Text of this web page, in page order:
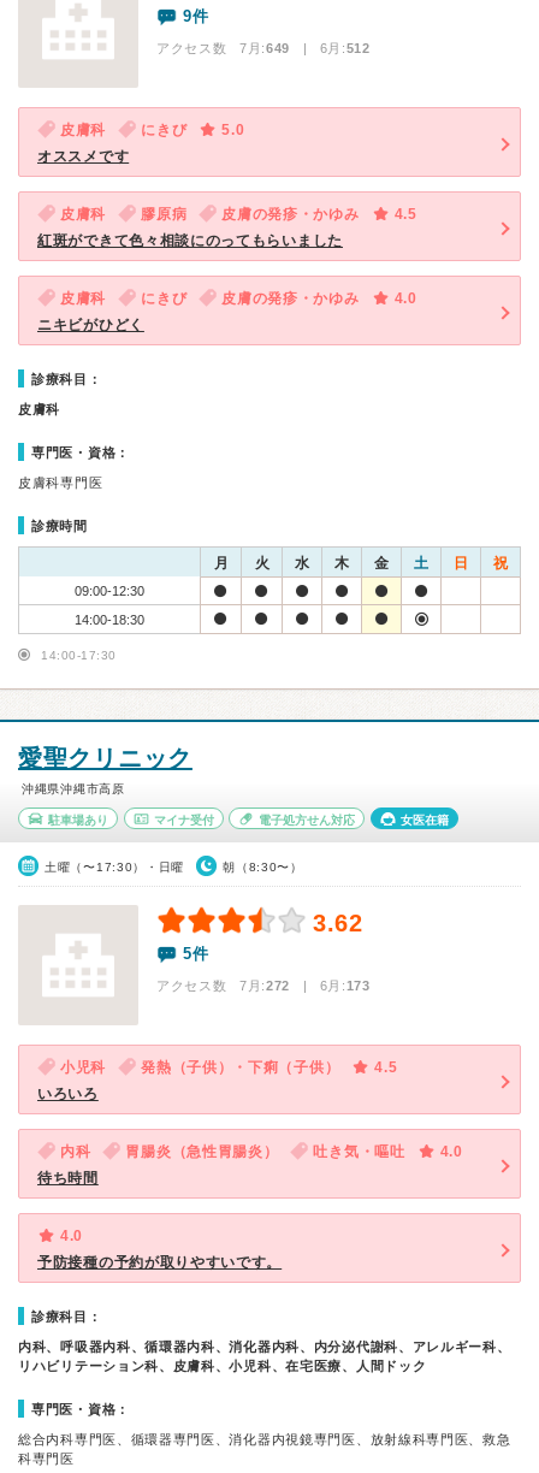
9件
アクセス数 7月:649 | 6月:512
皮膚科 にきび
5.0
オススメです
皮膚科 膠原病 皮膚の発疹・かゆみ
4.5
紅斑ができて色々相談にのってもらいました
皮膚科 にきび 皮膚の発疹・かゆみ
4.0
ニキビがひどく
診療科目：
皮膚科
専門医・資格：
皮膚科専門医
診療時間
月 火 水 木 金 土 日 祝
09:00-12:30
14:00-18:30
14:00-17:30
愛聖クリニック
沖縄県沖縄市高原
駐車場あり マイナ受付 電子処方せん対応 女医在籍
土曜（〜17:30）・日曜 朝（8:30〜）
3.62
5件
アクセス数 7月:272 | 6月:173
小児科 発熱（子供）・下痢（子供）
4.5
いろいろ
内科 胃腸炎（急性胃腸炎） 吐き気・嘔吐
4.0
待ち時間
4.0
予防接種の予約が取りやすいです。
診療科目：
内科、呼吸器内科、循環器内科、消化器内科、内分泌代謝科、アレルギー科、
リハビリテーション科、皮膚科、小児科、在宅医療、人間ドック
専門医・資格：
総合内科専門医、循環器専門医、消化器内視鏡専門医、放射線科専門医、救急
科専門医